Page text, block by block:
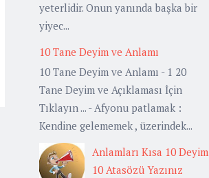
yeterlidir. Onun yanında başka bir
yiyec...
10 Tane Deyim ve Anlamı
10 Tane Deyim ve Anlamı - 1 20
Tane Deyim ve Açıklaması İçin
Tıklayın ... - Afyonu patlamak :
Kendine gelememek , üzerindek...
Anlamları Kısa 10 Deyim
10 Atasözü Yazınız